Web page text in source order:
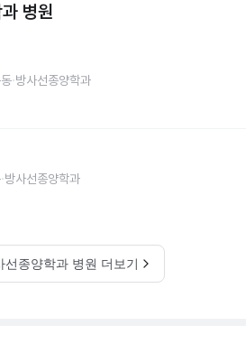
병원
방사선종양학과
방사선종양학과
선종양학과 병원 더보기